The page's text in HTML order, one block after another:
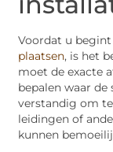
Voordat u
plaatsen, is het
moet de exacte
bepalen waar
verstandig om
leidingen of
kunnen